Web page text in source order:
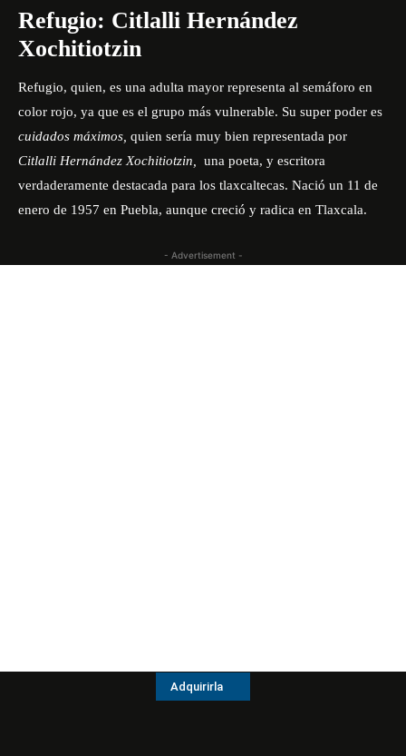
Refugio: Citlalli Hernández
Xochitiotzin
Refugio, quien, es una adulta mayor representa al semáforo en
color rojo, ya que es el grupo más vulnerable. Su super poder es
cuidados máximos, quien sería muy bien representada por
Citlalli Hernández Xochitiotzin,
una poeta, y escritora
verdaderamente destacada para los tlaxcaltecas. Nació un 11 de
enero de 1957 en Puebla, aunque creció y radica en Tlaxcala.
- Advertisement -
Adquirirla